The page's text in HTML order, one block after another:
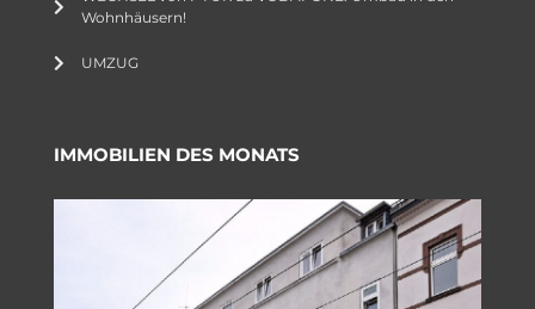
Wohnhäusern!
UMZUG
IMMOBILIEN DES MONATS